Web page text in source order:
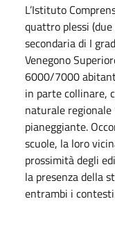
L’Istituto
quattro plessi
secondaria di I
Venegono
6000/7000
in parte collinare,
naturale regionale
pianeggiante.
scuole, la loro
prossimità degli
la presenza della
entrambi i